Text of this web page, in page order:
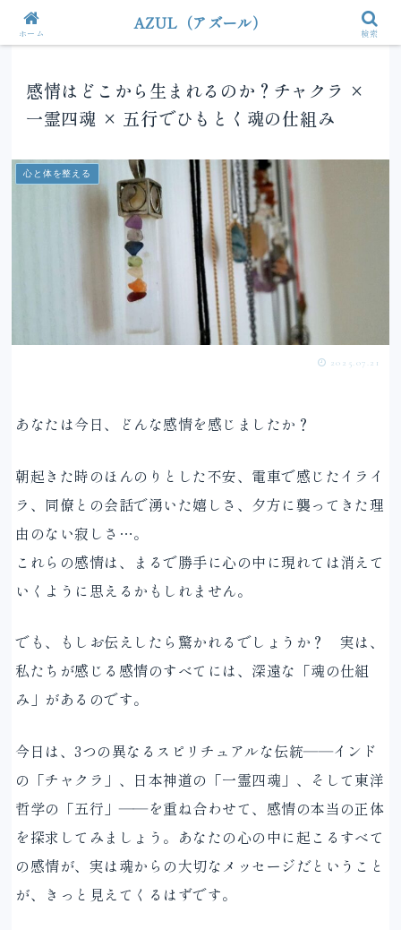
感情はどこから生まれるのか？チャクラ ×
一霊四魂 × 五行でひもとく魂の仕組み
心と体を整える
2025.07.21
あなたは今日、どんな感情を感じましたか？
朝起きた時のほんのりとした不安、電車で感じたイライ
ラ、同僚との会話で湧いた嬉しさ、夕方に襲ってきた理
由のない寂しさ…。
これらの感情は、まるで勝手に心の中に現れては消えて
いくように思えるかもしれません。
でも、もしお伝えしたら驚かれるでしょうか？ 実は、
私たちが感じる感情のすべてには、深遠な「魂の仕組
み」があるのです。
今日は、3つの異なるスピリチュアルな伝統――インド
の「チャクラ」、日本神道の「一霊四魂」、そして東洋
哲学の「五行」――を重ね合わせて、感情の本当の正体
を探求してみましょう。あなたの心の中に起こるすべて
の感情が、実は魂からの大切なメッセージだということ
が、きっと見えてくるはずです。
ホーム
AZUL（アズール）
検索